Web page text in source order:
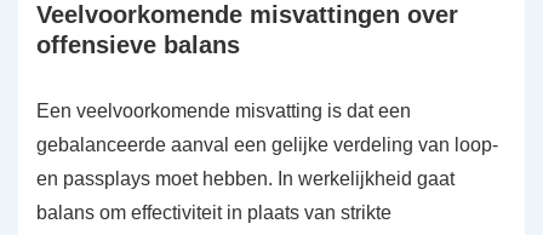
Veelvoorkomende misvattingen over
offensieve balans
Een veelvoorkomende misvatting is dat een
gebalanceerde aanval een gelijke verdeling van loop-
en passplays moet hebben. In werkelijkheid gaat
balans om effectiviteit in plaats van strikte